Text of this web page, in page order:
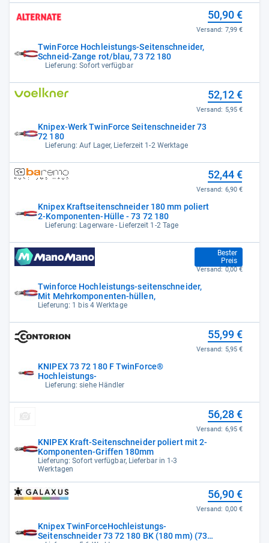
TwinForce Hochleistungs-Seitenschneider,
Schneid-Zange rot/blau, 73 72 180
Lieferung: Sofort verfügbar
50,90 €
Versand: 7,99 €
Knipex-Werk TwinForce Seitenschneider 73
72 180
Lieferung: Auf Lager, Lieferzeit 1-2 Werktage
52,12 €
Versand: 5,95 €
Knipex Kraftseitenschneider 180 mm poliert
2-Komponenten-Hülle - 73 72 180
Lieferung: Lagerware - Lieferzeit 1-2 Tage
52,44 €
Versand: 6,90 €
Twinforce Hochleistungs-seitenschneider,
Mit Mehrkomponenten-hüllen,
Lieferung: 1 bis 4 Werktage
Bester
Preis
54,61 €
Versand: 0,00 €
KNIPEX 73 72 180 F TwinForce®
Hochleistungs-
Lieferung: siehe Händler
55,99 €
Versand: 5,95 €
KNIPEX Kraft-Seitenschneider poliert mit 2-
Komponenten-Griffen 180mm
Lieferung: Sofort verfügbar, Lieferbar in 1-3
Werktagen
56,28 €
Versand: 6,95 €
Knipex TwinForceHochleistungs-
Seitenschneider 73 72 180 BK (180 mm) (73
56,90 €
Versand: 0,00 €